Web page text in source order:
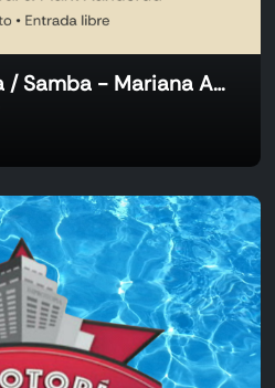
Concierto de Bossa / Samba - Mariana Amaral & Mark Aanderud